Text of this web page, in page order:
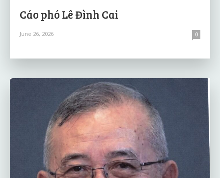
Cáo phó Lê Đình Cai
June 26, 2026 0